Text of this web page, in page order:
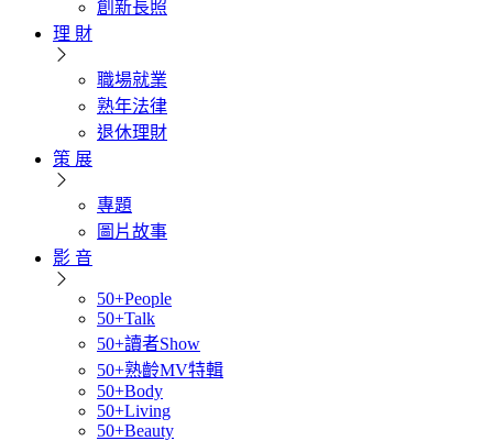
創新長照
理 財
職場就業
熟年法律
退休理財
策 展
專題
圖片故事
影 音
50+People
50+Talk
50+讀者Show
50+熟齡MV特輯
50+Body
50+Living
50+Beauty